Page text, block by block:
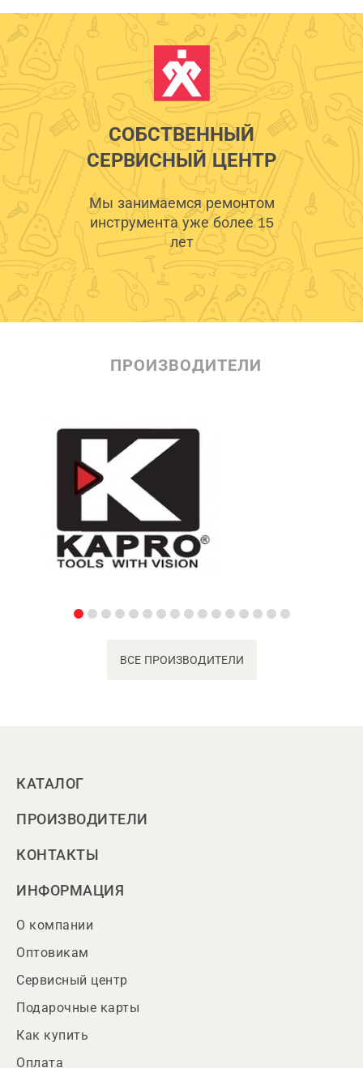
СОБСТВЕННЫЙ
СЕРВИСНЫЙ ЦЕНТР
Мы занимаемся ремонтом
инструмента уже более 15
лет
ПРОИЗВОДИТЕЛИ
ВСЕ ПРОИЗВОДИТЕЛИ
КАТАЛОГ
ПРОИЗВОДИТЕЛИ
КОНТАКТЫ
ИНФОРМАЦИЯ
О компании
Оптовикам
Сервисный центр
Подарочные карты
Как купить
Оплата